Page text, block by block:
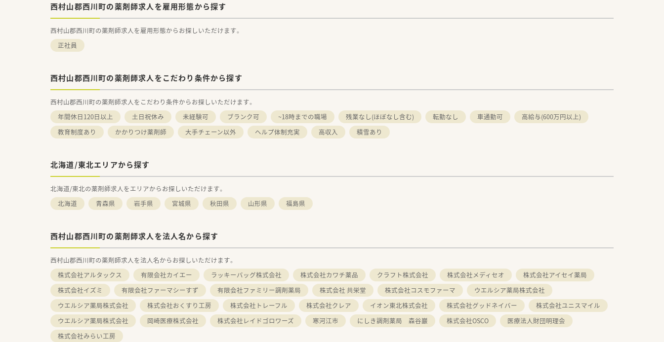
西村山郡西川町の薬剤師求人を雇用形態から探す
西村山郡西川町の薬剤師求人を雇用形態からお探しいただけます。
正社員
西村山郡西川町の薬剤師求人をこだわり条件から探す
西村山郡西川町の薬剤師求人をこだわり条件からお探しいただけます。
年間休日120日以上
土日祝休み 未経験可 ブランク可 ~18時までの職場 残業なし(ほぼなし含む) 転勤なし 車通勤可
高給与(600万円以上)
教育制度あり
かかりつけ薬剤師 大手チェーン以外 ヘルプ体制充実 高収入 積雪あり
北海道/東北エリアから探す
北海道/東北の薬剤師求人をエリアからお探しいただけます。
北海道
青森県 岩手県 宮城県 秋田県 山形県 福島県
西村山郡西川町の薬剤師求人を法人名から探す
西村山郡西川町の薬剤師求人を法人名からお探しいただけます。
株式会社アルタックス
有限会社カイエー ラッキーバッグ株式会社 株式会社カワチ薬品 クラフト株式会社 株式会社メディセオ
株式会社アイセイ薬局
株式会社イズミ
有限会社ファーマシーすず 有限会社ファミリー調剤薬局 株式会社 共栄堂 株式会社コスモファーマ
ウエルシア薬局株式会社
ウエルシア薬局株式会社
株式会社おくすり工房 株式会社トレーフル 株式会社クレア イオン東北株式会社 株式会社グッドネイバー
株式会社ユニスマイル
ウエルシア薬局株式会社
岡崎医療株式会社 株式会社レイドゴロワーズ 寒河江市 にしき調剤薬局 森谷巖 株式会社OSCO
医療法人財団明理会
株式会社みらい工房